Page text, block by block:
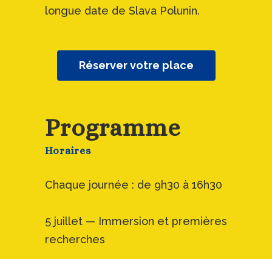
longue date de Slava Polunin.
Réserver votre place
Programme
Horaires
Chaque journée : de 9h30 à 16h30
5 juillet — Immersion et premières
recherches